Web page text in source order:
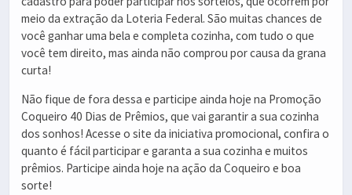
meio da extração da Loteria Federal. São muitas chances de
você ganhar uma bela e completa cozinha, com tudo o que
você tem direito, mas ainda não comprou por causa da grana
curta!
Não fique de fora dessa e participe ainda hoje na Promoção
Coqueiro 40 Dias de Prêmios, que vai garantir a sua cozinha
dos sonhos! Acesse o site da iniciativa promocional, confira o
quanto é fácil participar e garanta a sua cozinha e muitos
prêmios. Participe ainda hoje na ação da Coqueiro e boa
sorte!